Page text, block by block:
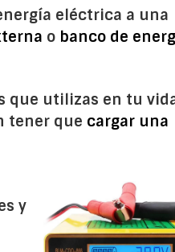
eléctrica a una
o banco de
que utilizas en tu
tener que cargar una
y